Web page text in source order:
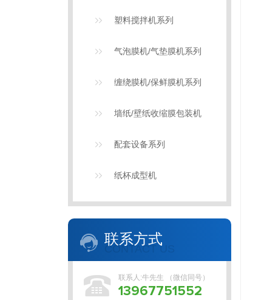
塑料搅拌机系列
气泡膜机/气垫膜机系列
缠绕膜机/保鲜膜机系列
墙纸/壁纸收缩膜包装机
配套设备系列
纸杯成型机
联系方式
CONTACT US
联系人:牛先生 （微信同号）
13967751552